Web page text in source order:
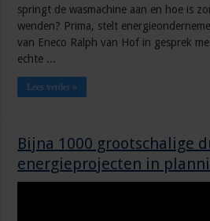
springt de wasmachine aan en hoe is
wenden? Prima, stelt
van Eneco Ralph van Hof in gesprek
echte ...
Lees verder »
Bijna 1000 grootschalige
energieprojecten in